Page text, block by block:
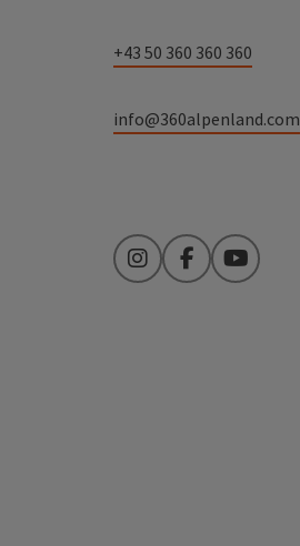
+43 50 360 360 360
info@360alpenland.com
InstagramFacebookYouTube